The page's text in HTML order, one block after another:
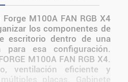
M100A FAN RGB X4
los componentes de
escritorio dentro de una
para esa configuración.
M100A FAN RGB X4.
ventilación eficiente y
placas. Gabinete